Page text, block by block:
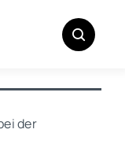
der